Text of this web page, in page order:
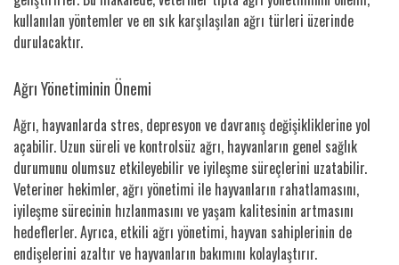
kullanılan yöntemler ve en sık karşılaşılan ağrı türleri üzerinde
durulacaktır.
Ağrı Yönetiminin Önemi
Ağrı, hayvanlarda stres, depresyon ve davranış değişikliklerine yol
açabilir. Uzun süreli ve kontrolsüz ağrı, hayvanların genel sağlık
durumunu olumsuz etkileyebilir ve iyileşme süreçlerini uzatabilir.
Veteriner hekimler, ağrı yönetimi ile hayvanların rahatlamasını,
iyileşme sürecinin hızlanmasını ve yaşam kalitesinin artmasını
hedeflerler. Ayrıca, etkili ağrı yönetimi, hayvan sahiplerinin de
endişelerini azaltır ve hayvanların bakımını kolaylaştırır.